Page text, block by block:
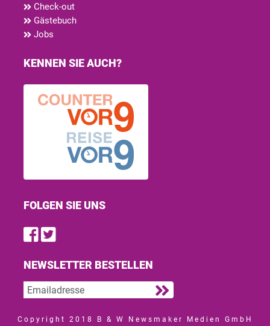
Check-out
Gästebuch
Jobs
KENNEN SIE AUCH?
FOLGEN SIE UNS
Find us on Facebook
Follow us on Twitter
NEWSLETTER BESTELLEN
Copyright 2018 B & W Newsmaker Medien GmbH